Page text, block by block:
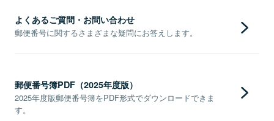
よくあるご質問・お問い合わせ
郵便番号に関するさまざまな疑問にお答えします。
郵便番号簿PDF（2025年度版）
2025年度版郵便番号簿をPDF形式でダウンロードできま
す。